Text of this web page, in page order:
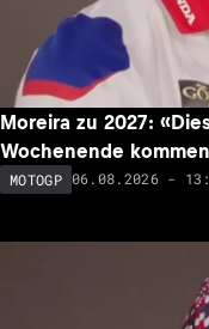
Moreira zu 2027:
Wochenende
MOTOGP 06.08.2026 -